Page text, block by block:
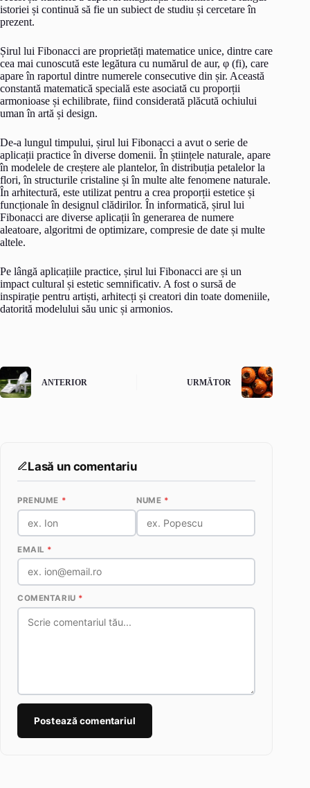
istoriei și continuă să fie un subiect de studiu și cercetare în
prezent.
Șirul lui Fibonacci are proprietăți matematice unice, dintre care
cea mai cunoscută este legătura cu numărul de aur, φ (fi), care
apare în raportul dintre numerele consecutive din șir. Această
constantă matematică specială este asociată cu proporții
armonioase și echilibrate, fiind considerată plăcută ochiului
uman în artă și design.
De-a lungul timpului, șirul lui Fibonacci a avut o serie de
aplicații practice în diverse domenii. În științele naturale, apare
în modelele de creștere ale plantelor, în distribuția petalelor la
flori, în structurile cristaline și în multe alte fenomene naturale.
În arhitectură, este utilizat pentru a crea proporții estetice și
funcționale în designul clădirilor. În informatică, șirul lui
Fibonacci are diverse aplicații în generarea de numere
aleatoare, algoritmi de optimizare, compresie de date și multe
altele.
Pe lângă aplicațiile practice, șirul lui Fibonacci are și un
impact cultural și estetic semnificativ. A fost o sursă de
inspirație pentru artiști, arhitecți și creatori din toate domeniile,
datorită modelului său unic și armonios.
ANTERIOR URMĂTOR
Lasă un comentariu
PRENUME * NUME *
EMAIL *
COMENTARIU *
Postează comentariul